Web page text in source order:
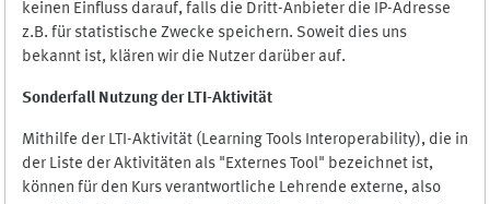
keinen Einfluss darauf, falls die Dritt-Anbieter die IP-Adresse
z.B. für statistische Zwecke speichern. Soweit dies uns
bekannt ist, klären wir die Nutzer darüber auf.
Sonderfall Nutzung der LTI-Aktivität
Mithilfe der LTI-Aktivität (Learning Tools Interoperability), die in
der Liste der Aktivitäten als "Externes Tool" bezeichnet ist,
können für den Kurs verantwortliche Lehrende externe, also